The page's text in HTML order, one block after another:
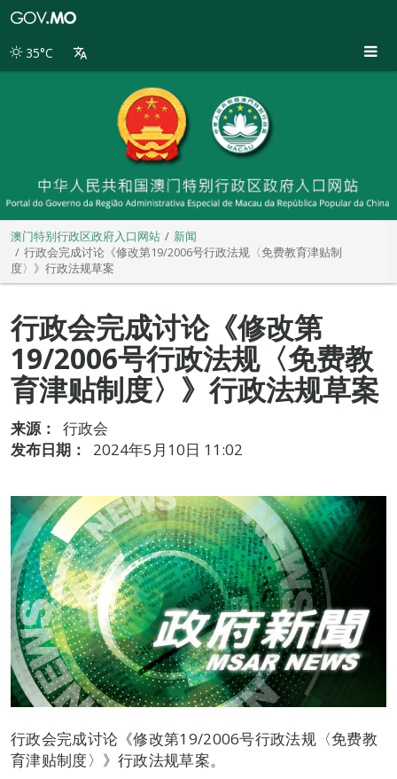
别
35°C
澳门特别行政区政府入口网站
新闻
行政会完成讨论《修改第19/2006号行政法规〈免费教育津贴制
度〉》行政法规草案
行政会完成讨论《修改第
19/2006号行政法规〈免费教
育津贴制度〉》行政法规草案
来源：
行政会
发布日期：
2024年5月10日 11:02
行政会完成讨论《修改第19/2006号行政法规〈免费教
育津贴制度〉》行政法规草案。